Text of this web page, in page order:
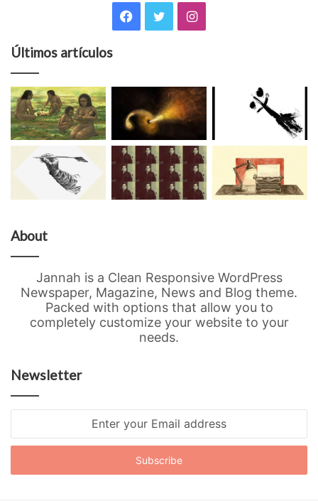
Facebook
TwitterInstagram
Últimos artículos
About
Jannah is a Clean Responsive WordPress
Newspaper, Magazine, News and Blog theme.
Packed with options that allow you to
completely customize your website to your
needs.
Newsletter
Email